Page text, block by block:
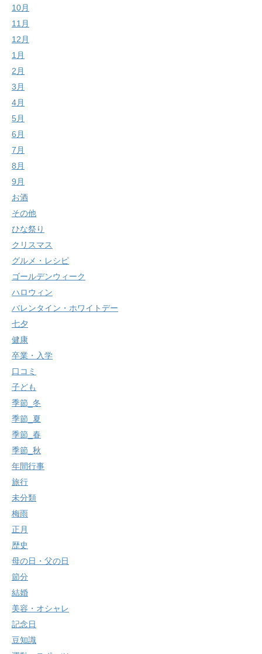
10月
11月
12月
1月
2月
3月
4月
5月
6月
7月
8月
9月
お酒
その他
ひな祭り
クリスマス
グルメ・レシピ
ゴールデンウィーク
ハロウィン
バレンタイン・ホワイトデー
七夕
健康
卒業・入学
口コミ
子ども
季節_冬
季節_夏
季節_春
季節_秋
年間行事
旅行
未分類
梅雨
正月
歴史
母の日・父の日
節分
結婚
美容・オシャレ
記念日
豆知識